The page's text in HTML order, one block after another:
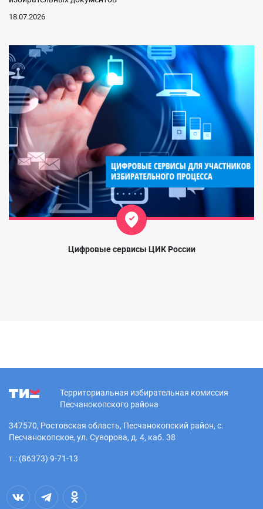
18.07.2026
Цифровые сервисы ЦИК России
Территориальная избирательная комиссия
Песчанокопского района
347570, Ростовская область, Песчанокопский район, с.
Песчанокопское, ул. Суворова, д. 4, каб. 38
т.: (86373) 9-71-13